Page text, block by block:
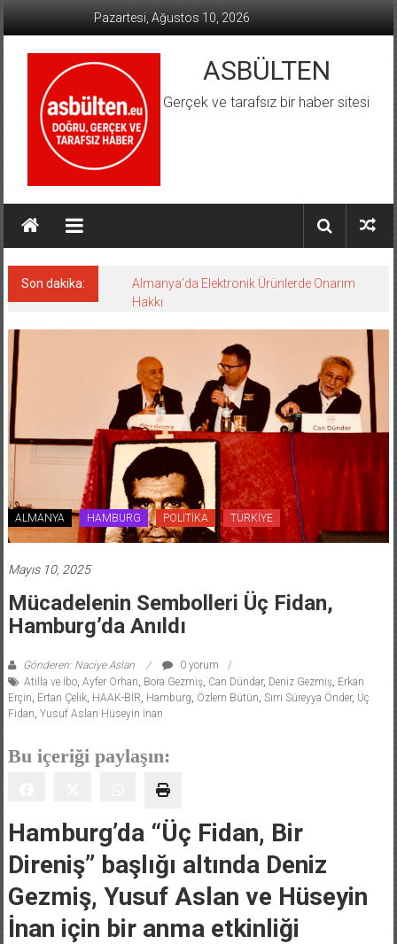
Pazartesi, Ağustos 10, 2026
ASBÜLTEN
Gerçek ve tarafsız bir haber sitesi
Son dakika:
Almanya’da Elektronik Ürünlerde Onarım
Hakkı
ALMANYA HAMBURG POLİTİKA TÜRKİYE
Mayıs 10, 2025
Mücadelenin Sembolleri Üç Fidan,
Hamburg’da Anıldı
Gönderen: Naciye Aslan
0 yorum
Atilla ve İbo, Ayfer Orhan Bora Gezmiş, Can Dündar, Deniz Gezmiş, Erkan
Erçin Ertan Çelik, HAAK-BİR Hamburg Özlem Bütün Sırrı Süreyya Önder, Üç
Fidan Yusuf Aslan Hüseyin İnan
Bu içeriği paylaşın:
Hamburg’da “Üç Fidan, Bir
Direniş” başlığı altında Deniz
Gezmiş, Yusuf Aslan ve Hüseyin
İnan için bir anma etkinliği